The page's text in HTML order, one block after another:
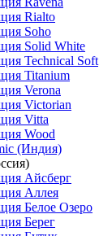
Rialto
Soho
Solid White
Technical Soft
Titanium
Verona
Victorian
Vitta
Wood
(Индия)
Айсберг
Аллея
Белое Озеро
Берег